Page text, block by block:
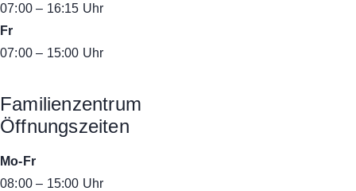
07:00 – 16:15 Uhr
Fr
07:00 – 15:00 Uhr
Familienzentrum
Öffnungszeiten
Mo-Fr
08:00 – 15:00 Uhr